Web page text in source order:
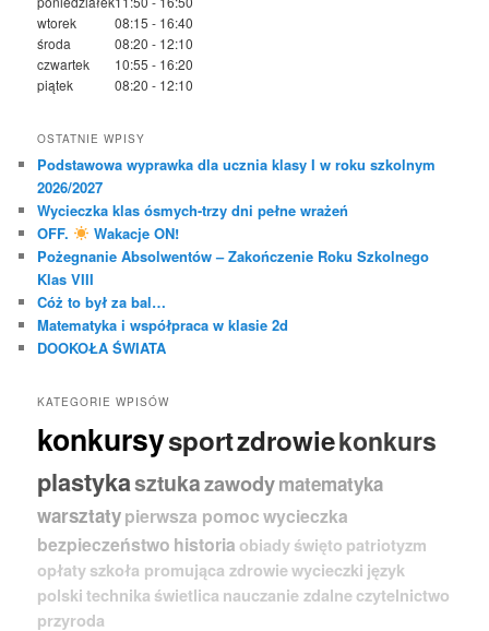
wtorek
08:15 - 16:40
środa
08:20 - 12:10
czwartek
10:55 - 16:20
piątek
08:20 - 12:10
OSTATNIE WPISY
Podstawowa wyprawka dla ucznia klasy I w roku szkolnym
2026/2027
Wycieczka klas ósmych-trzy dni pełne wrażeń
OFF.
Wakacje ON!
Pożegnanie Absolwentów – Zakończenie Roku Szkolnego
Klas VIII
Cóż to był za bal…
Matematyka i współpraca w klasie 2d
DOOKOŁA ŚWIATA
KATEGORIE WPISÓW
konkursysportzdrowiekonkurs
plastykasztukazawodymatematyka
warsztatypierwsza pomocwycieczka
bezpieczeństwo historia obiadyświęto patriotyzm
opłatyszkoła promująca zdrowiewycieczki język
polskitechnika świetlica nauczanie zdalneczytelnictwo
przyroda